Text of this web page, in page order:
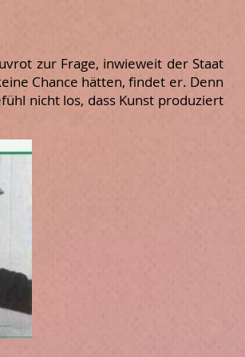
zur Frage, inwieweit der Staat
Chance hätten, findet er. Denn
nicht los, dass Kunst produziert